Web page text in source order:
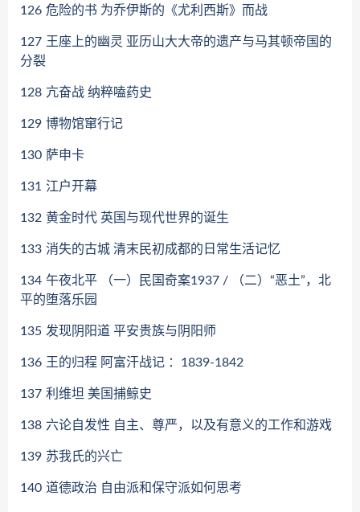
126 危险的书 为乔伊斯的《尤利西斯》而战
127 王座上的幽灵 亚历山大大帝的遗产与马其顿帝国的
分裂
128 亢奋战 纳粹嗑药史
129 博物馆窜行记
130 萨申卡
131 江户开幕
132 黄金时代 英国与现代世界的诞生
133 消失的古城 清末民初成都的日常生活记忆
134 午夜北平 （一）民国奇案1937 / （二）“恶土”，北
平的堕落乐园
135 发现阴阳道 平安贵族与阴阳师
136 王的归程 阿富汗战记 ：1839-1842
137 利维坦 美国捕鲸史
138 六论自发性 自主、尊严，以及有意义的工作和游戏
139 苏我氏的兴亡
140 道德政治 自由派和保守派如何思考